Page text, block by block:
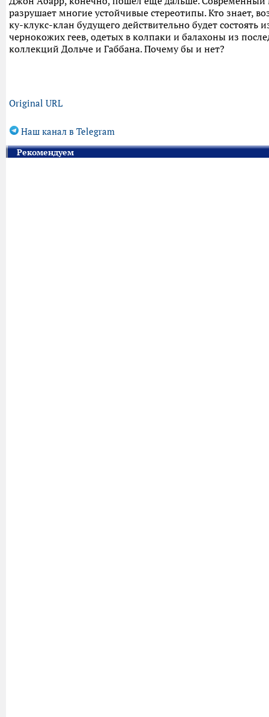
разрушает многие устойчивые стереотипы. Кто знает,
ку-клукс-клан будущего действительно будет состоять
чернокожих геев, одетых в колпаки и балахоны из
коллекций Дольче и Габбана. Почему бы и нет?
Original URL
Наш канал в Telegram
Рекомендуем